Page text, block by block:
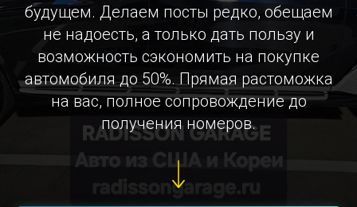
будущем. Делаем посты редко, обещаем
не надоесть, а только дать пользу и
возможность сэкономить на покупке
автомобиля до 50%. Прямая растоможка
на вас, полное сопровождение до
получения номеров.